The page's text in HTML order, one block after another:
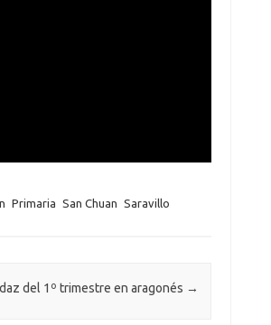
Primaria San Chuan Saravillo
del 1º trimestre en aragonés →